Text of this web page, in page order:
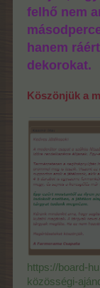
felhő nem
hanem
dekorokat.
Köszönjük a
https://board-
közösségi-